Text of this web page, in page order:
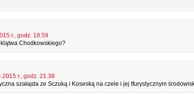
r., godz. 18.59
Chodkowskiego?
r., godz. 21.38
szałajda ze Sczuką i Koseską na czele i jej tfurystycznym